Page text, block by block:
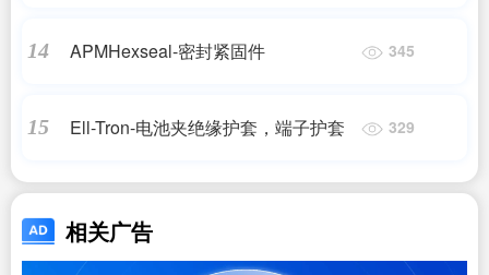
14 APMHexseal-密封紧固件 345
15 Ell-Tron-电池夹绝缘护套，端子护套 329
相关广告